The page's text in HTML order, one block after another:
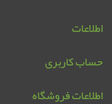
اطلاعات
حساب کاربری
اطلاعات فروشگاه